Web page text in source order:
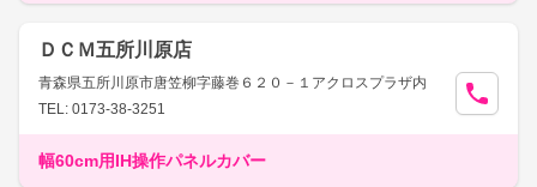
ＤＣＭ五所川原店
青森県五所川原市唐笠柳字藤巻６２０－１アクロスプラザ内
TEL: 0173-38-3251
幅60cm用IH操作パネルカバー